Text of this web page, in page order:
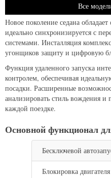
Все
Новое поколение седана
идеально синхронизируется с
системами. Инсталляция
угонщиков защиту и цифровую
Функция удаленного запуска
контролем, обеспечивая
посадки. Расширенные
анализировать стиль вождения и
каждой поездке.
Основной функционал
Бесключевой
Блокировка